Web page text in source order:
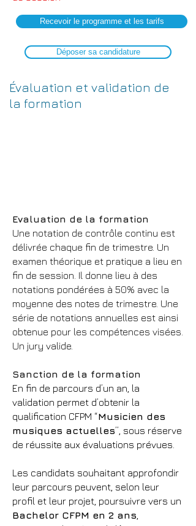
Recevoir le programme et les tarifs
Déposer sa candidature
Évaluation et validation de
la formation
Evaluation de la formation
Une notation de contrôle continu est
délivrée chaque fin de trimestre. Un
examen théorique et pratique a lieu en
fin de session. Il donne lieu à des
notations pondérées à 50% avec la
moyenne des notes de trimestre. Une
série de notations annuelles est ainsi
obtenue pour les compétences visées.
Un jury valide.
Sanction de la formation
En fin de parcours d’un an, la
validation permet d’obtenir la
qualification CFPM “Musicien des
musiques actuelles”, sous réserve
de réussite aux évaluations prévues.
Les candidats souhaitant approfondir
leur parcours peuvent, selon leur
profil et leur projet, poursuivre vers un
Bachelor CFPM en 2 ans